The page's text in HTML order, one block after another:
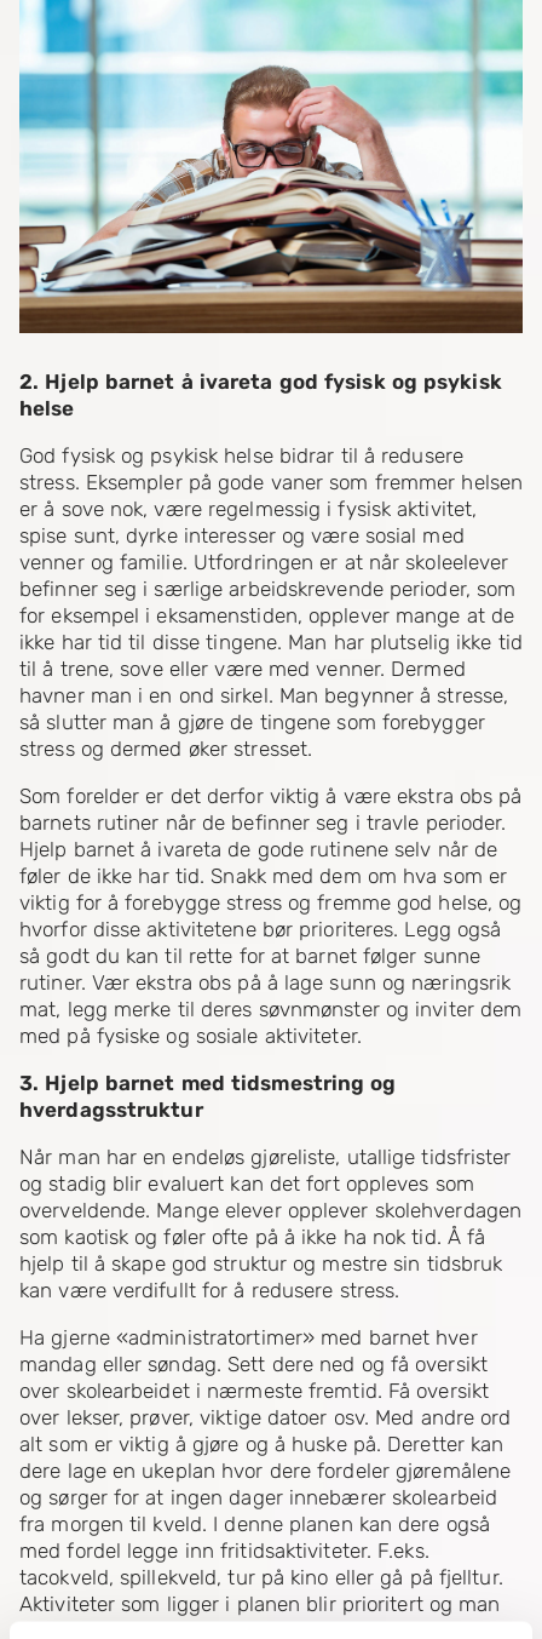
2. Hjelp barnet å ivareta god fysisk og psykisk
helse
God fysisk og psykisk helse bidrar til å redusere
stress. Eksempler på gode vaner som fremmer helsen
er å sove nok, være regelmessig i fysisk aktivitet,
spise sunt, dyrke interesser og være sosial med
venner og familie. Utfordringen er at når skoleelever
befinner seg i særlige arbeidskrevende perioder, som
for eksempel i eksamenstiden, opplever mange at de
ikke har tid til disse tingene. Man har plutselig ikke tid
til å trene, sove eller være med venner. Dermed
havner man i en ond sirkel. Man begynner å stresse,
så slutter man å gjøre de tingene som forebygger
stress og dermed øker stresset.
Som forelder er det derfor viktig å være ekstra obs på
barnets rutiner når de befinner seg i travle perioder.
Hjelp barnet å ivareta de gode rutinene selv når de
føler de ikke har tid. Snakk med dem om hva som er
viktig for å forebygge stress og fremme god helse, og
hvorfor disse aktivitetene bør prioriteres. Legg også
så godt du kan til rette for at barnet følger sunne
rutiner. Vær ekstra obs på å lage sunn og næringsrik
mat, legg merke til deres søvnmønster og inviter dem
med på fysiske og sosiale aktiviteter.
3. Hjelp barnet med tidsmestring og
hverdagsstruktur
Når man har en endeløs gjøreliste, utallige tidsfrister
og stadig blir evaluert kan det fort oppleves som
overveldende. Mange elever opplever skolehverdagen
som kaotisk og føler ofte på å ikke ha nok tid. Å få
hjelp til å skape god struktur og mestre sin tidsbruk
kan være verdifullt for å redusere stress.
Ha gjerne «administratortimer» med barnet hver
mandag eller søndag. Sett dere ned og få oversikt
over skolearbeidet i nærmeste fremtid. Få oversikt
over lekser, prøver, viktige datoer osv. Med andre ord
alt som er viktig å gjøre og å huske på. Deretter kan
dere lage en ukeplan hvor dere fordeler gjøremålene
og sørger for at ingen dager innebærer skolearbeid
fra morgen til kveld. I denne planen kan dere også
med fordel legge inn fritidsaktiviteter. F.eks.
tacokveld, spillekveld, tur på kino eller gå på fjelltur.
Aktiviteter som ligger i planen blir prioritert og man